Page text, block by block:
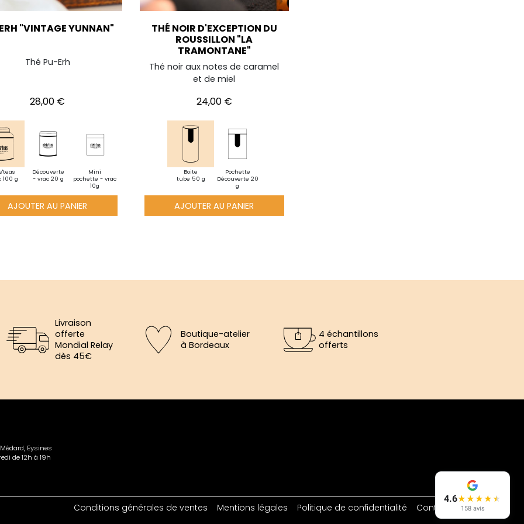
"VINTAGE YUNNAN"
Thé Pu-Erh
Prix
28,00 €
100 g
Découverte
- vrac 20 g
Mini
pochette - vrac
10g
AJOUTER AU PANIER
THÉ NOIR D'EXCEPTION DU
ROUSSILLON "LA
TRAMONTANE"
Thé noir aux notes de caramel
et de miel
Prix
24,00 €
Boite
tube 50 g
Pochette
Découverte 20
g
AJOUTER AU PANIER
Livraison
offerte
Mondial Relay
dès 45€
Boutique-atelier
à Bordeaux
4 échantillons
offerts
Eysines
de 12h à 19h
4.6★★★★★
158 avis
5€.
Conditions générales de ventes Mentions légales Politique de confidentialité Contact